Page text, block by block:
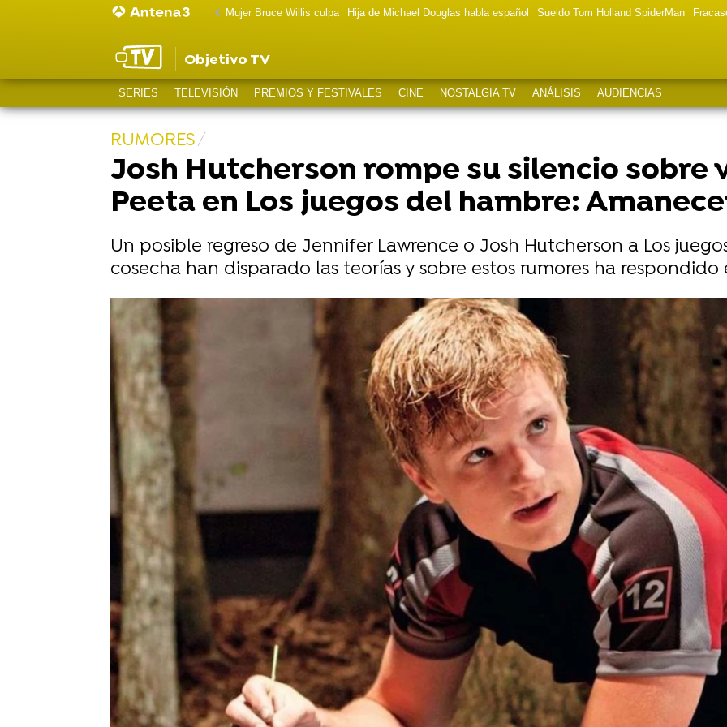
Mujer Bruce Willis culpa Hija de Michael Douglas habla español Sueldo Tom Holland SpiderMan
Objetivo TV
SERIES TELEVISIÓN PREMIOS Y FESTIVALES CINE NOSTALGIA TV ANÁLISIS AUDIENCIAS
RUMORES
Josh Hutcherson rompe su silencio sobre
Peeta en Los juegos del hambre:
Un posible regreso de Jennifer Lawrence o Josh Hutcherson a Los
cosecha han disparado las teorías y sobre estos rumores ha
Los juegos del hambre ya tiene a su nuevo Peeta: El actor de la obra que sucederá
Miguel Toba
Publicado: 03 de agosto de 2025, 19:05
WhatsappFacebook
X
La nueva película deLos juegos del hambre tiene en vilo a los fans